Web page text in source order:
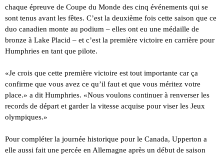
chaque épreuve de Coupe du Monde des cinq événements qui se
sont tenus avant les fêtes. C’est la deuxième fois cette saison que ce
duo canadien monte au podium – elles ont eu une médaille de
bronze à Lake Placid – et c’est la première victoire en carrière pour
Humphries en tant que pilote.
«Je crois que cette première victoire est tout importante car ça
confirme que vous avez ce qu’il faut et que vous méritez votre
place.» a dit Humphries. «Nous voulons continuer à renverser les
records de départ et garder la vitesse acquise pour viser les Jeux
olympiques.»
Pour compléter la journée historique pour le Canada, Upperton a
elle aussi fait une percée en Allemagne après un début de saison